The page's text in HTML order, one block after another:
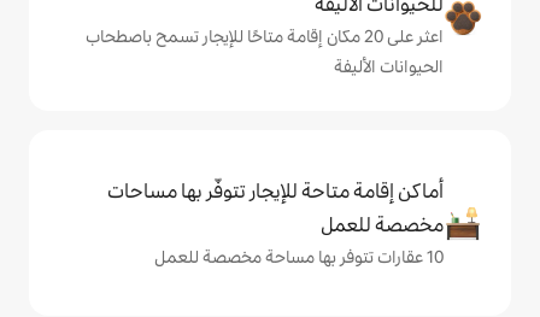
20 مكان إقامة متاحًا للإيجار تسمح باصطحاب
للإيجار تتوفّر بها مساحات